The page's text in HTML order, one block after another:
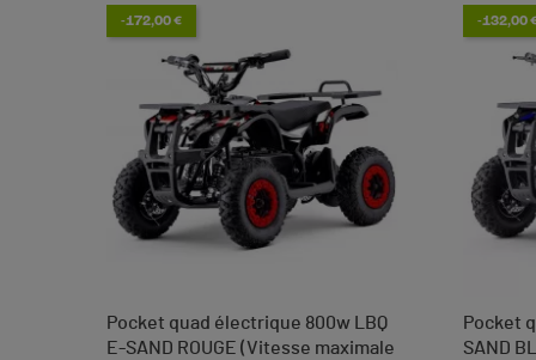
-172,00 €
Pocket quad électrique 800w LBQ
E-SAND ROUGE (Vitesse maximale
-132,00
Pocket
SAND